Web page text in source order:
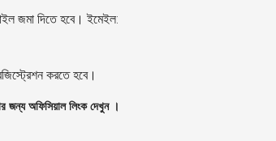
জমা দিতে হবে। ইমেইল:
করতে হবে।
জন্য অফিসিয়াল লিংক দেখুন ।